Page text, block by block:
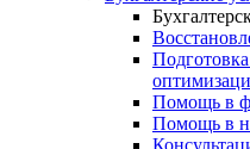
Помощь в
Помощь в